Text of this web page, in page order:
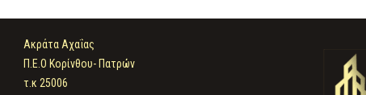
Ακράτα Αχαΐας
Π.Ε.Ο Κορίνθου- Πατρών
τ.κ 25006